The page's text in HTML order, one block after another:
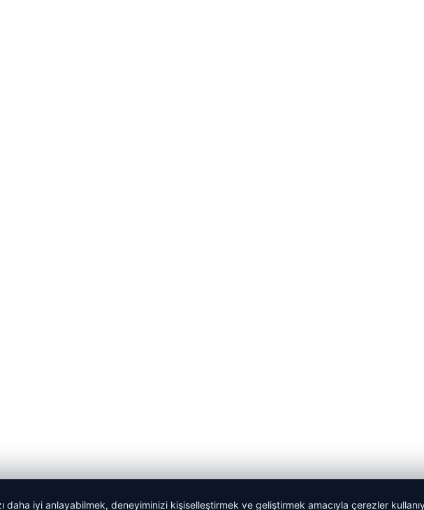
daha iyi anlayabilmek, deneyiminizi kişiselleştirmek ve geliştirmek amacıyla çerezler